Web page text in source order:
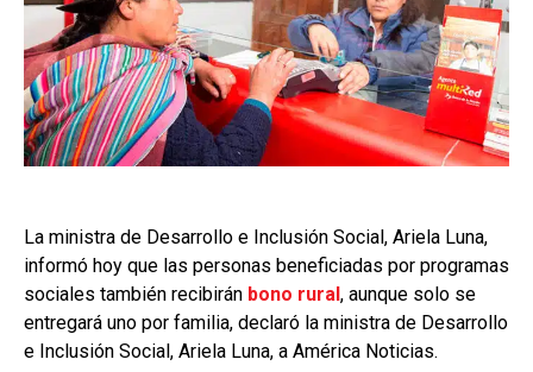
La ministra de Desarrollo e Inclusión Social, Ariela Luna,
informó hoy que las personas beneficiadas por programas
sociales también recibirán bono rural, aunque solo se
entregará uno por familia, declaró la ministra de Desarrollo
e Inclusión Social, Ariela Luna, a América Noticias.